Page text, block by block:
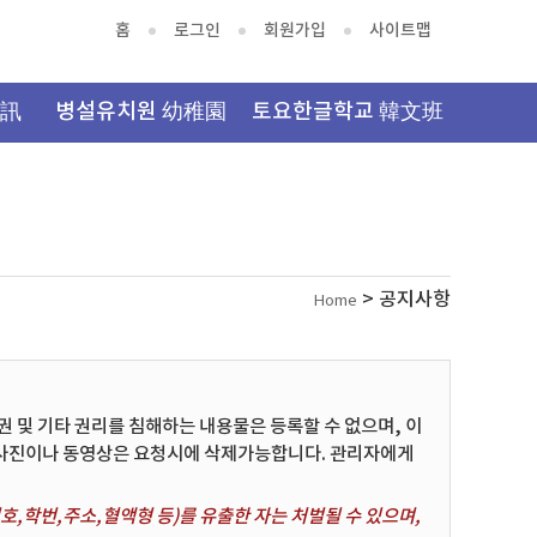
홈 로그인 회원가입 사이트맵
병설유치원 幼稚園 토요한글학교 韓文班
Home > 공지사항
및 기타 권리를 침해하는 내용물은 등록할 수 없으며, 이
이나 동영상은 요청시에 삭제가능합니다. 관리자에게
,학번,주소,혈액형 등)를 유출한 자는 처벌될 수 있으며,